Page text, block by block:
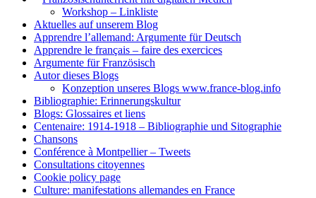
Workshop – Linkliste
Aktuelles auf unserem Blog
Apprendre l’allemand: Argumente für Deutsch
Apprendre le français – faire des exercices
Argumente für Französisch
Autor dieses Blogs
Konzeption unseres Blogs www.france-blog.info
Bibliographie: Erinnerungskultur
Blogs: Glossaires et liens
Centenaire: 1914-1918 – Bibliographie und Sitographie
Chansons
Conférence à Montpellier – Tweets
Consultations citoyennes
Cookie policy page
Culture: manifestations allemandes en France